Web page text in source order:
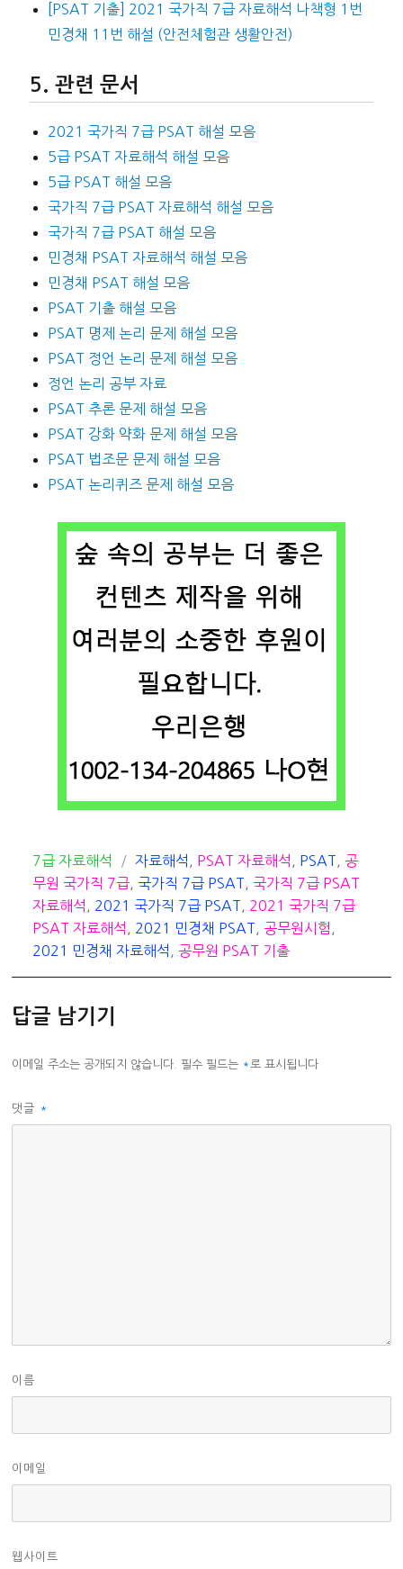
[PSAT 기출] 2021 국가직 7급 자료해석 나책형 1번
민경채 11번 해설 (안전체험관 생활안전)
관련 문서
2021 국가직 7급 PSAT 해설 모음
5급 PSAT 자료해석 해설 모음
5급 PSAT 해설 모음
국가직 7급 PSAT 자료해석 해설 모음
국가직 7급 PSAT 해설 모음
민경채 PSAT 자료해석 해설 모음
민경채 PSAT 해설 모음
PSAT 기출 해설 모음
PSAT 명제 논리 문제 해설 모음
PSAT 정언 논리 문제 해설 모음
정언 논리 공부 자료
PSAT 추론 문제 해설 모음
PSAT 강화 약화 문제 해설 모음
PSAT 법조문 문제 해설 모음
PSAT 논리퀴즈 문제 해설 모음
카
테
고
리
7급 자료해석
태
그
자료해석 PSAT 자료해석 PSAT
공
무원 국가직 7급
국가직 7급 PSAT
국가직 7급 PSAT
자료해석
2021 국가직 7급 PSAT
2021 국가직 7급
PSAT 자료해석
2021 민경채 PSAT 공무원시험
2021 민경채 자료해석
공무원 PSAT 기출
답글 남기기
이메일 주소는 공개되지 않습니다. 필수 필드는 *로 표시됩니다
댓글 *
이름
이메일
웹사이트